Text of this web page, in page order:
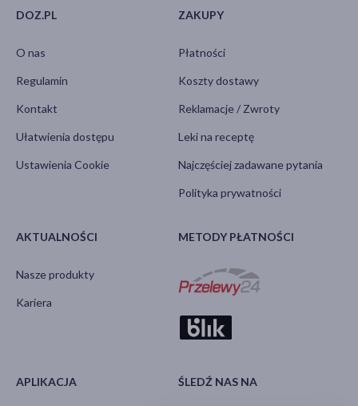
DOZ.PL
O nas
Regulamin
Kontakt
Ułatwienia dostępu
Ustawienia Cookie
ZAKUPY
Płatności
Koszty dostawy
Reklamacje / Zwroty
Leki na receptę
Najczęściej zadawane pytania
Polityka prywatności
AKTUALNOŚCI
Nasze produkty
Kariera
METODY PŁATNOŚCI
APLIKACJA ŚLEDŹ NAS NA